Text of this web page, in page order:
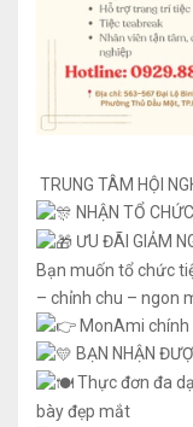
TRUNG TÂM HỘI
NHẬN TỔ
ƯU ĐÃI GIẢM
Bạn muốn tổ chức
– chỉnh chu – ngon
MonAmi chính
BẠN NHẬN
Thực đơn đa
bày đẹp mắt